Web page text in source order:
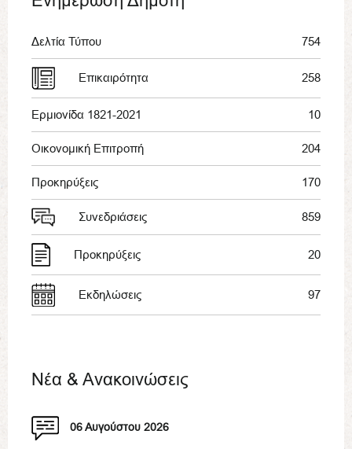
Δελτία Τύπου 754
Επικαιρότητα 258
Ερμιονίδα 1821-2021 10
Οικονομική Επιτροπή 204
Προκηρύξεις 170
Συνεδριάσεις 859
Προκηρύξεις 20
Εκδηλώσεις 97
Νέα & Ανακοινώσεις
06 Αυγούστου 2026